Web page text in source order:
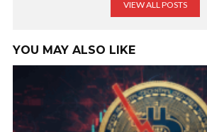
VIEW ALL POSTS
YOU MAY ALSO LIKE